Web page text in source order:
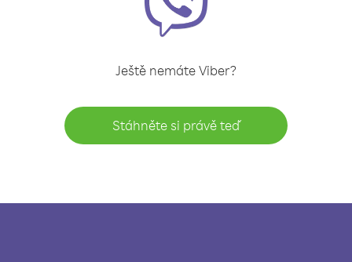
Ještě nemáte Viber?
Stáhněte si právě teď